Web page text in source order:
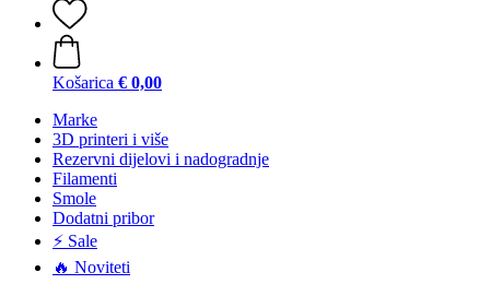
Košarica € 0,00
Marke
3D printeri i više
Rezervni dijelovi i nadogradnje
Filamenti
Smole
Dodatni pribor
⚡ Sale
🔥 Noviteti